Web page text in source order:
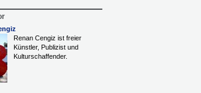
Renan Cengiz ist freier
Künstler, Publizist und
Kulturschaffender.